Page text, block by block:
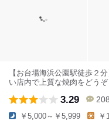
【お台場海浜公園駅徒歩２
い店内で上質な焼肉をどうぞ
3.29 208
￥5,000～￥5,999 ￥